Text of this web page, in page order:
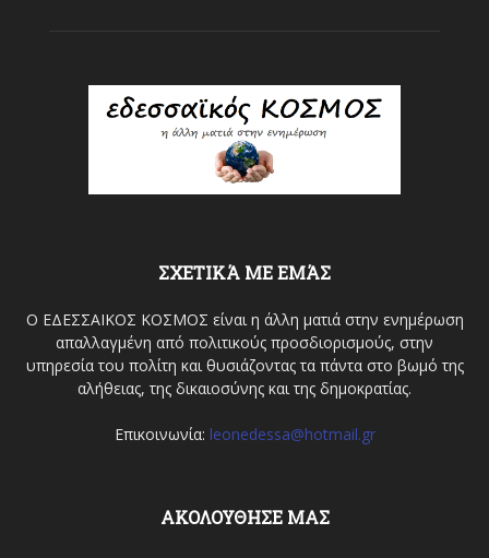
ΣΧΕΤΙΚΆ ΜΕ ΕΜΆΣ
Ο ΕΔΕΣΣΑΙΚΟΣ ΚΟΣΜΟΣ είναι η άλλη ματιά στην ενημέρωση
απαλλαγμένη από πολιτικούς προσδιορισμούς, στην
υπηρεσία του πολίτη και θυσιάζοντας τα πάντα στο βωμό της
αλήθειας, της δικαιοσύνης και της δημοκρατίας.
Επικοινωνία: leonedessa@hotmail.gr
ΑΚΟΛΟΥΘΗΣΕ ΜΑΣ